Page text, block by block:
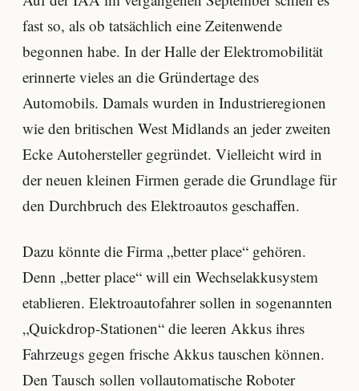
fast so, als ob tatsächlich eine Zeitenwende
begonnen habe. In der Halle der Elektromobilität
erinnerte vieles an die Gründertage des
Automobils. Damals wurden in Industrieregionen
wie den britischen West Midlands an jeder zweiten
Ecke Autohersteller gegründet. Vielleicht wird in
der neuen kleinen Firmen gerade die Grundlage für
den Durchbruch des Elektroautos geschaffen.
Dazu könnte die Firma „better place“ gehören.
Denn „better place“ will ein Wechselakkusystem
etablieren. Elektroautofahrer sollen in sogenannten
„Quickdrop-Stationen“ die leeren Akkus ihres
Fahrzeugs gegen frische Akkus tauschen können.
Den Tausch sollen vollautomatische Roboter